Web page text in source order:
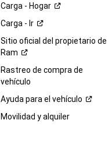
Carga - Hogar
Carga - Ir
Sitio oficial del propietario de
Ram
Rastreo de compra de
vehículo
Ayuda para el vehículo
Movilidad y alquiler